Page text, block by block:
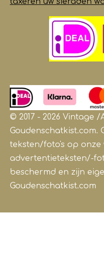
© 2017 - 2026 Vintage /
Goudenschatkist.com.
teksten/foto's op onze
advertentieteksten/-
beschermd en zijn
Goudenschatkist.com